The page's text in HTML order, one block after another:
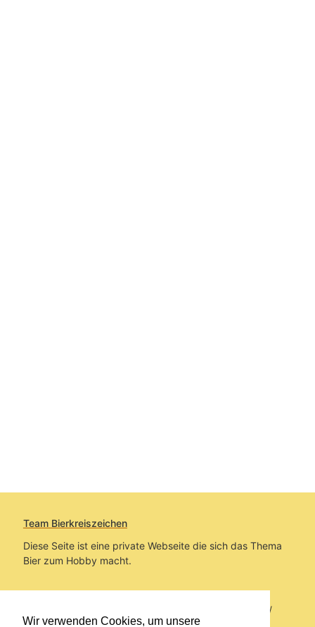
Wir verwenden Cookies, um unsere
Team Bierkreiszeichen
Diese Seite ist eine private Webseite die sich das Thema
Bier zum Hobby macht.
Sie befinden sich auf https://www.bierkreiszeichen.at/